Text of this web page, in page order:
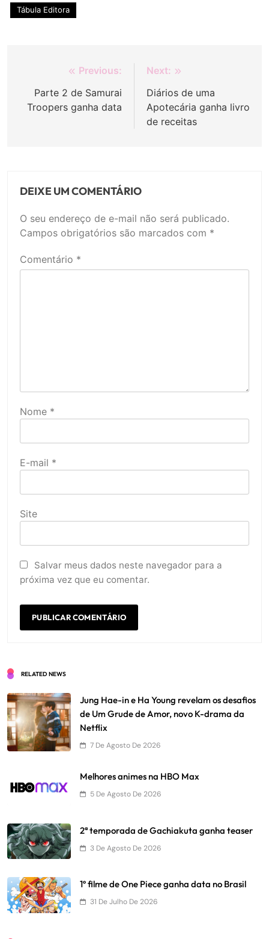
Tábula Editora
Navegação
de
Post
Previous:
Parte 2 de Samurai
Troopers ganha data
Next:
Diários de uma
Apotecária ganha livro
de receitas
DEIXE UM COMENTÁRIO
O seu endereço de e-mail não será publicado.
Campos obrigatórios são marcados com *
Comentário *
Nome *
E-mail *
Site
Salvar meus dados neste navegador para a
próxima vez que eu comentar.
RELATED NEWS
Jung Hae-in e Ha Young revelam os desafios
de Um Grude de Amor, novo K-drama da
Netflix
7 De Agosto De 2026
Melhores animes na HBO Max
5 De Agosto De 2026
2ª temporada de Gachiakuta ganha teaser
3 De Agosto De 2026
1º filme de One Piece ganha data no Brasil
31 De Julho De 2026